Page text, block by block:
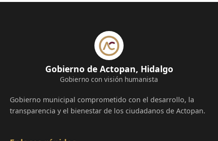
Gobierno de Actopan, Hidalgo
Gobierno con visión humanista
Gobierno municipal comprometido con el desarrollo, la
transparencia y el bienestar de los ciudadanos de Actopan.